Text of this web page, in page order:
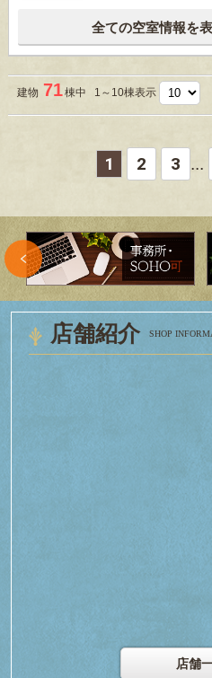
全ての空室情報を
建物 71棟中 1～10棟表示
1 2 3 ...
店舗紹介 SHOP
店舗